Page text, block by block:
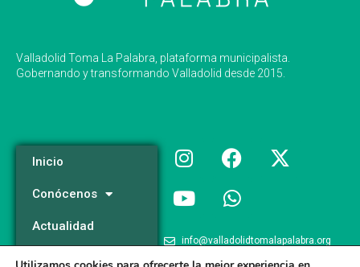
Valladolid Toma La Palabra, plataforma municipalista.
Gobernando y transformando Valladolid desde 2015.
Inicio
Conócenos
Actualidad
Programa
info@valladolidtomalapalabra.org